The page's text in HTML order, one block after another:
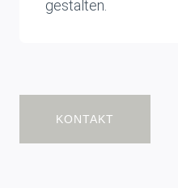
gestalten.
KONTAKT